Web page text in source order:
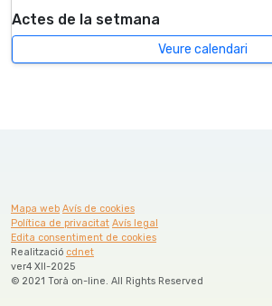
Actes de la setmana
Veure calendari
Mapa web Avís de cookies
Política de privacitat Avís legal
Edita consentiment de cookies
Realització cdnet
ver4 XII-2025
© 2021 Torà on-line. All Rights Reserved